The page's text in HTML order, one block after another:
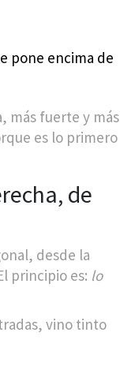
pone encima de
más fuerte y más
es lo primero
de
desde la
principio es: lo
vino tinto